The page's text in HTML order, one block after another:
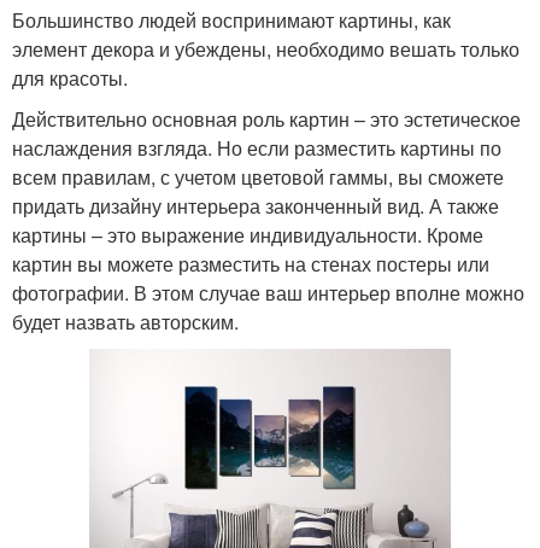
Большинство людей воспринимают картины, как
элемент декора и убеждены, необходимо вешать только
для красоты.
Действительно основная роль картин – это эстетическое
наслаждения взгляда. Но если разместить картины по
всем правилам, с учетом цветовой гаммы, вы сможете
придать дизайну интерьера законченный вид. А также
картины – это выражение индивидуальности. Кроме
картин вы можете разместить на стенах постеры или
фотографии. В этом случае ваш интерьер вполне можно
будет назвать авторским.